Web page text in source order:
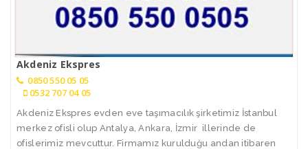
Akdeniz Ekspres
0850 550 05 05
0532 707 04 05
Akdeniz Ekspres evden eve taşımacılık şirketimiz İstanbul
merkez ofisli olup Antalya, Ankara, İzmir illerinde de
ofislerimiz mevcuttur. Firmamız kurulduğu andan itibaren